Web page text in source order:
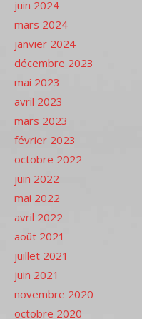
juin 2024
mars 2024
janvier 2024
décembre 2023
mai 2023
avril 2023
mars 2023
février 2023
octobre 2022
juin 2022
mai 2022
avril 2022
août 2021
juillet 2021
juin 2021
novembre 2020
octobre 2020